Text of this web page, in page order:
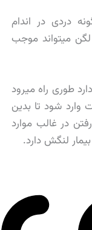
دردی در اندام
میتواند موجب
طوری راه میرود
وارد شود تا بدین
در غالب موارد
لنگش دارد.